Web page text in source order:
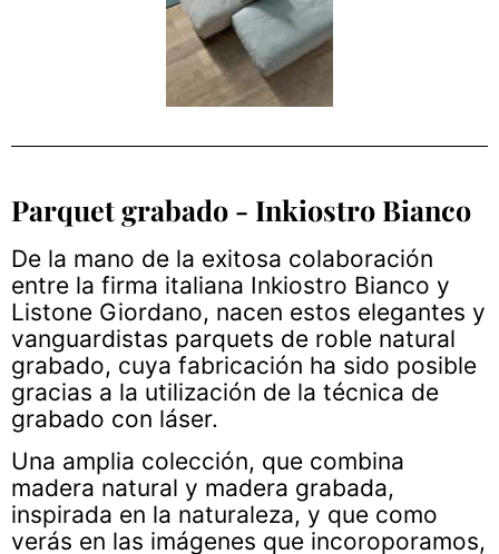
Parquet grabado - Inkiostro Bianco
De la mano de la exitosa colaboración
entre la firma italiana Inkiostro Bianco y
Listone Giordano, nacen estos elegantes y
vanguardistas parquets de roble natural
grabado, cuya fabricación ha sido posible
gracias a la utilización de la técnica de
grabado con láser.
Una amplia colección, que combina
madera natural y madera grabada,
inspirada en la naturaleza, y que como
verás en las imágenes que incoroporamos,